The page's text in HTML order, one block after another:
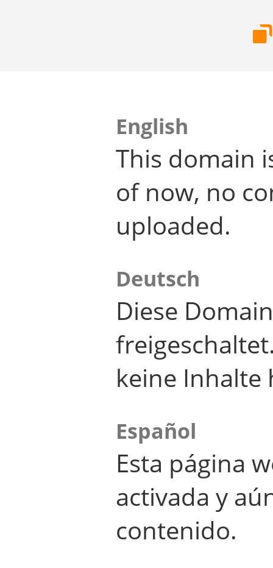
English
This domain
of now, no
uploaded.
Deutsch
Diese
keine Inhalte
Español
Esta página
activada y
contenido.